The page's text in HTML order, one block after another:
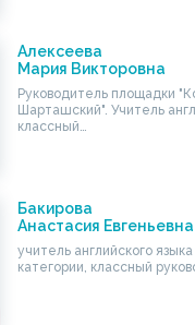
Алексеева
Мария Викторовна
Руководитель площадки
Шарташский". Учитель
классный…
Бакирова
Анастасия Евгеньевна
учитель английского
категории, классный